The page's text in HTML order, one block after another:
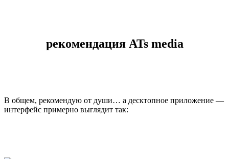
рекомендация ATs media
В общем, рекомендую от души… а десктопное приложение —
интерфейс примерно выглядит так: